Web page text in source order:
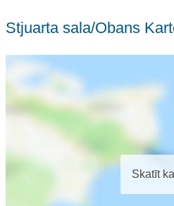
Stjuarta sala/Obans
Skatīt